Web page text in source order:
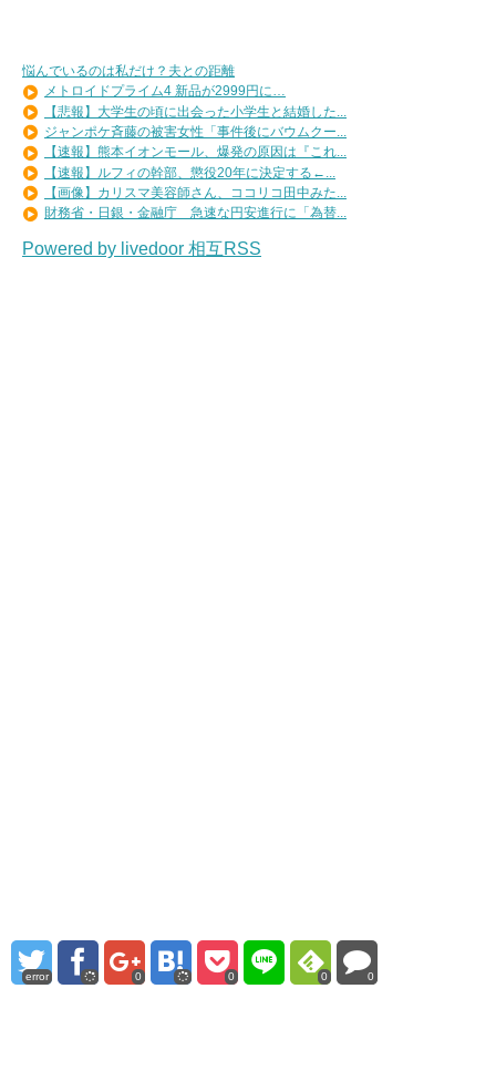
悩んでいるのは私だけ？夫との距離
メトロイドプライム4 新品が2999円に…
【悲報】大学生の頃に出会った小学生と結婚した...
ジャンポケ斉藤の被害女性「事件後にバウムクー...
【速報】熊本イオンモール、爆発の原因は『これ...
【速報】ルフィの幹部、懲役20年に決定する←...
【画像】カリスマ美容師さん、ココリコ田中みた...
財務省・日銀・金融庁 急速な円安進行に「為替...
Powered by livedoor 相互RSS
error 0 0 0 0